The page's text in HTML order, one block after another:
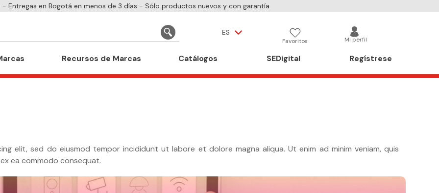
- Entregas en Bogotá en menos de 3 días - Sólo productos nuevos y con garantía
ES
Favoritos Mi perfil
Recursos de Marcas Catálogos SEDigital Regístrese
elit, sed do eiusmod tempor incididunt ut labore et dolore magna aliqua. Ut enim ad minim veniam, quis
ea commodo consequat.